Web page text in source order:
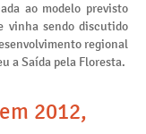
ao modelo previsto
vinha sendo discutido
regional
a Saída pela Floresta.
2012,